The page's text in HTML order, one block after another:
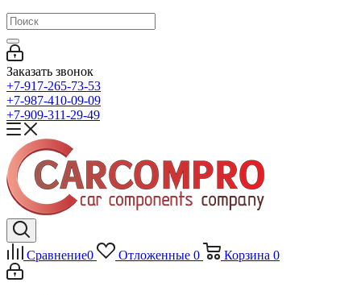
Заказать звонок
+7-917-265-73-53
+7-987-410-09-09
+7-909-311-29-49
Сравнение0 Отложенные 0 Корзина 0